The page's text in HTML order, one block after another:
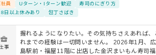
社員 Uターン・Iターン歓迎
寿司のにぎり方
8日以上休みあり
包丁さばき
事
握れるようになりたい。その気持ちさえあれば、
れまでの経験は一切問いません。 2026年1月、広
島駅前・福屋11階に出店した金沢まいもん寿司福